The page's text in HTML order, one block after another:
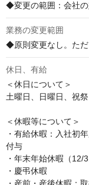
◆変更の範囲：会社の
業務の変更範囲
◆原則変更なし。ただ
休日、有給
＜休日について＞
土曜日、日曜日、祝
＜休暇等について＞
・有給休暇：入社初
付与
・年末年始休暇（12/
・慶弔休暇